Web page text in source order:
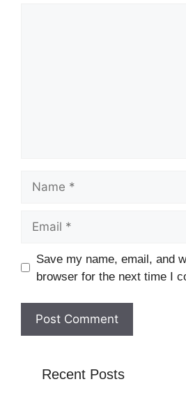
Website
Save my name, email, and
browser for the next time I
Recent Posts